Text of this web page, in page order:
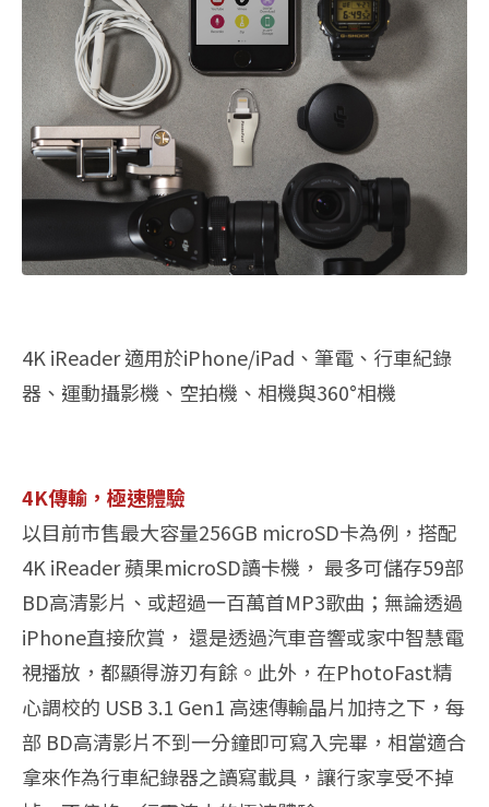
4K iReader 適用於iPhone/iPad、筆電、行車紀錄
器、運動攝影機、空拍機、相機與360°相機
4K傳輸，極速體驗
以目前市售最大容量256GB microSD卡為例，搭配
4K iReader 蘋果microSD讀卡機， 最多可儲存59部
BD高清影片、或超過一百萬首MP3歌曲；無論透過
iPhone直接欣賞， 還是透過汽車音響或家中智慧電
視播放，都顯得游刃有餘。此外，在PhotoFast精
心調校的 USB 3.1 Gen1 高速傳輸晶片加持之下，每
部 BD高清影片不到一分鐘即可寫入完畢，相當適合
拿來作為行車紀錄器之讀寫載具，讓行家享受不掉